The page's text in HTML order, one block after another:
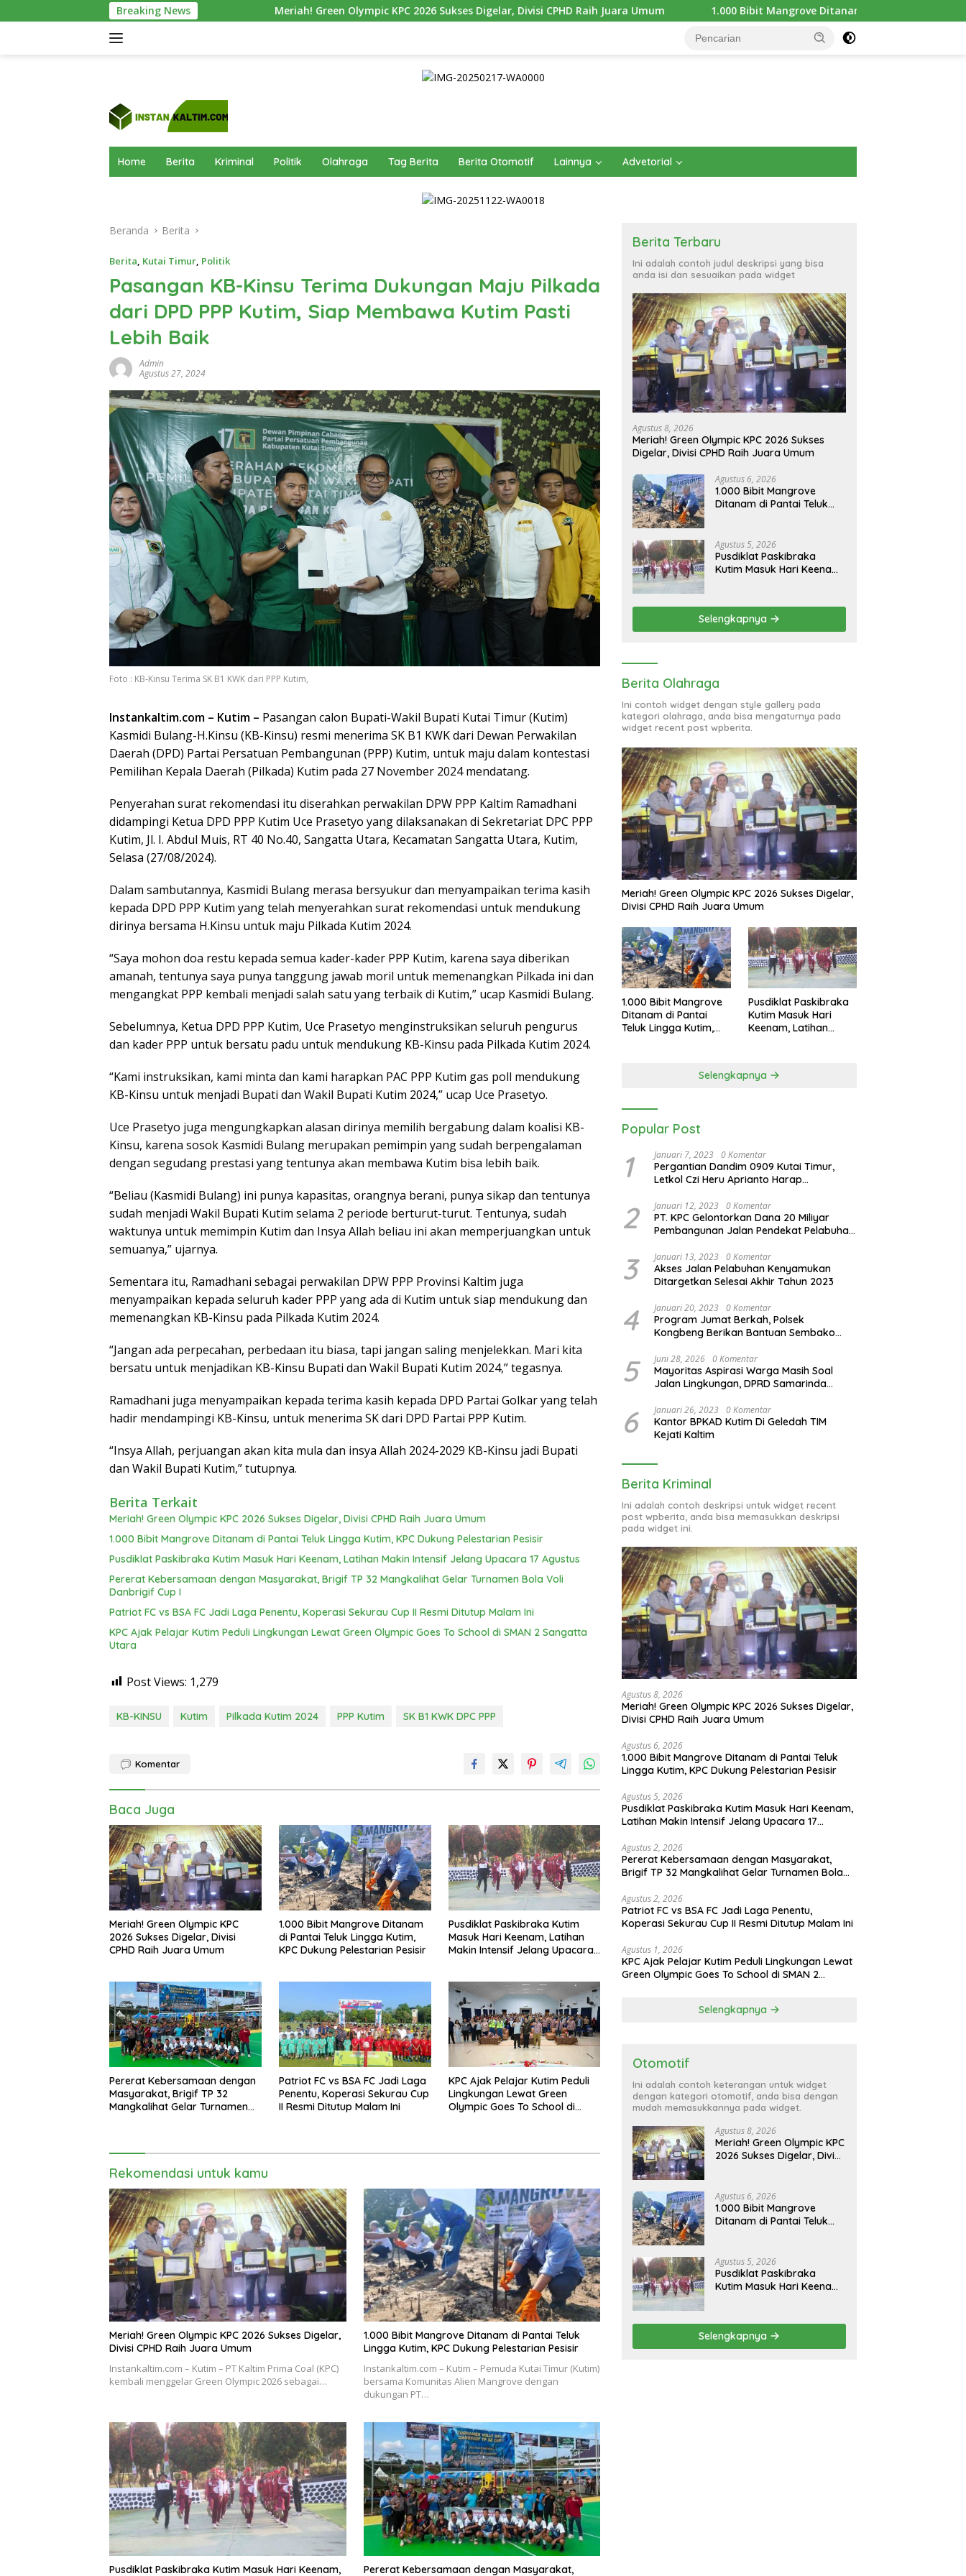
ke
Breaking News
Meriah! Green Olympic KPC 2026 Sukses Digelar, Divisi CPHD Raih Juara Umum 1.000 Bibit Mangrove Ditanam di Pantai Teluk Lingga Kutim, KPC Dukung
Home Berita Kriminal Politik Olahraga Tag Berita Berita Otomotif Lainnya Advetorial
Beranda Berita
Berita Kutai Timur Politik
Pasangan KB-Kinsu Terima Dukungan Maju Pilkada
dari DPD PPP Kutim, Siap Membawa Kutim Pasti
Lebih Baik
Admin
Agustus 27, 2024
Foto : KB-Kinsu Terima SK B1 KWK dari PPP Kutim,
Instankaltim.com – Kutim – Pasangan calon Bupati-Wakil Bupati Kutai Timur (Kutim)
Kasmidi Bulang-H.Kinsu (KB-Kinsu) resmi menerima SK B1 KWK dari Dewan Perwakilan
Daerah (DPD) Partai Persatuan Pembangunan (PPP) Kutim, untuk maju dalam kontestasi
Pemilihan Kepala Daerah (Pilkada) Kutim pada 27 November 2024 mendatang.
Penyerahan surat rekomendasi itu diserahkan perwakilan DPW PPP Kaltim Ramadhani
didampingi Ketua DPD PPP Kutim Uce Prasetyo yang dilaksanakan di Sekretariat DPC PPP
Kutim, Jl. I. Abdul Muis, RT 40 No.40, Sangatta Utara, Kecamatan Sangatta Utara, Kutim,
Selasa (27/08/2024).
Dalam sambutannya, Kasmidi Bulang merasa bersyukur dan menyampaikan terima kasih
kepada DPD PPP Kutim yang telah menyerahkan surat rekomendasi untuk mendukung
dirinya bersama H.Kinsu untuk maju Pilkada Kutim 2024.
“Saya mohon doa restu kepada semua kader-kader PPP Kutim, karena saya diberikan
amanah, tentunya saya punya tanggung jawab moril untuk memenangkan Pilkada ini dan
mengangkat PPP kembali menjadi salah satu yang terbaik di Kutim,” ucap Kasmidi Bulang.
Sebelumnya, Ketua DPD PPP Kutim, Uce Prasetyo menginstruksikan seluruh pengurus
dan kader PPP untuk bersatu padu untuk mendukung KB-Kinsu pada Pilkada Kutim 2024.
“Kami instruksikan, kami minta dan kami harapkan PAC PPP Kutim gas poll mendukung
KB-Kinsu untuk menjadi Bupati dan Wakil Bupati Kutim 2024,” ucap Uce Prasetyo.
Uce Prasetyo juga mengungkapkan alasan dirinya memilih bergabung dalam koalisi KB-
Kinsu, karena sosok Kasmidi Bulang merupakan pemimpin yang sudah berpengalaman
dengan segudang prestasi yang tentunya akan membawa Kutim bisa lebih baik.
“Beliau (Kasmidi Bulang) ini punya kapasitas, orangnya berani, punya sikap dan tentunya
sudah menjadi Wakil Bupati Kutim selama 2 periode berturut-turut. Tentunya, sudah
waktunya untuk memimpin Kutim dan Insya Allah beliau ini akan memperjuangkan untuk
semuanya,” ujarnya.
Sementara itu, Ramadhani sebagai perwakilan DPW PPP Provinsi Kaltim juga
menyampaikan kepada seluruh kader PPP yang ada di Kutim untuk siap mendukung dan
memenangkan KB-Kinsu pada Pilkada Kutim 2024.
“Jangan ada perpecahan, perbedaan itu biasa, tapi jangan saling menjelekkan. Mari kita
bersatu untuk menjadikan KB-Kinsu Bupati dan Wakil Bupati Kutim 2024,” tegasnya.
Ramadhani juga menyampaikan kepada terima kasih kepada DPD Partai Golkar yang telah
hadir mendampingi KB-Kinsu, untuk menerima SK dari DPD Partai PPP Kutim.
“Insya Allah, perjuangan akan kita mula dan insya Allah 2024-2029 KB-Kinsu jadi Bupati
dan Wakil Bupati Kutim,” tutupnya.
Berita Terkait
Meriah! Green Olympic KPC 2026 Sukses Digelar, Divisi CPHD Raih Juara Umum
1.000 Bibit Mangrove Ditanam di Pantai Teluk Lingga Kutim, KPC Dukung Pelestarian Pesisir
Pusdiklat Paskibraka Kutim Masuk Hari Keenam, Latihan Makin Intensif Jelang Upacara 17 Agustus
Pererat Kebersamaan dengan Masyarakat, Brigif TP 32 Mangkalihat Gelar Turnamen Bola Voli
Danbrigif Cup I
Patriot FC vs BSA FC Jadi Laga Penentu, Koperasi Sekurau Cup II Resmi Ditutup Malam Ini
KPC Ajak Pelajar Kutim Peduli Lingkungan Lewat Green Olympic Goes To School di SMAN 2 Sangatta
Utara
Post Views: 1,279
KB-KINSU Kutim Pilkada Kutim 2024 PPP Kutim SK B1 KWK DPC PPP
Komentar
Baca Juga
Meriah! Green Olympic KPC
2026 Sukses Digelar, Divisi
CPHD Raih Juara Umum
1.000 Bibit Mangrove Ditanam
di Pantai Teluk Lingga Kutim,
KPC Dukung Pelestarian Pesisir
Pusdiklat Paskibraka Kutim
Masuk Hari Keenam, Latihan
Makin Intensif Jelang Upacara
Pererat Kebersamaan dengan
Masyarakat, Brigif TP 32
Mangkalihat Gelar Turnamen
Patriot FC vs BSA FC Jadi Laga
Penentu, Koperasi Sekurau Cup
II Resmi Ditutup Malam Ini
KPC Ajak Pelajar Kutim Peduli
Lingkungan Lewat Green
Olympic Goes To School di
Rekomendasi untuk kamu
Meriah! Green Olympic KPC 2026 Sukses Digelar,
Divisi CPHD Raih Juara Umum
Instankaltim.com – Kutim – PT Kaltim Prima Coal (KPC)
kembali menggelar Green Olympic 2026 sebagai…
1.000 Bibit Mangrove Ditanam di Pantai Teluk
Lingga Kutim, KPC Dukung Pelestarian Pesisir
Instankaltim.com – Kutim – Pemuda Kutai Timur (Kutim)
bersama Komunitas Alien Mangrove dengan
dukungan PT…
Pusdiklat Paskibraka Kutim Masuk Hari Keenam,
Pererat Kebersamaan dengan Masyarakat,
Berita Terbaru
Ini adalah contoh judul deskripsi yang bisa
anda isi dan sesuaikan pada widget
Agustus 8, 2026
Meriah! Green Olympic KPC 2026 Sukses
Digelar, Divisi CPHD Raih Juara Umum
Agustus 6, 2026
1.000 Bibit Mangrove
Ditanam di Pantai Teluk
Agustus 5, 2026
Pusdiklat Paskibraka
Kutim Masuk Hari Keenam,
Selengkapnya
Berita Olahraga
Ini contoh widget dengan style gallery pada
kategori olahraga, anda bisa mengaturnya pada
widget recent post wpberita.
Meriah! Green Olympic KPC 2026 Sukses Digelar,
Divisi CPHD Raih Juara Umum
1.000 Bibit Mangrove
Ditanam di Pantai
Teluk Lingga Kutim,
Pusdiklat Paskibraka
Kutim Masuk Hari
Keenam, Latihan
Selengkapnya
Popular Post
1 Januari 7, 2023 0 Komentar
Pergantian Dandim 0909 Kutai Timur,
Letkol Czi Heru Aprianto Harap
2 Januari 12, 2023 0 Komentar
PT. KPC Gelontorkan Dana 20 Miliyar
Pembangunan Jalan Pendekat Pelabuhan
3 Januari 13, 2023 0 Komentar
Akses Jalan Pelabuhan Kenyamukan
Ditargetkan Selesai Akhir Tahun 2023
4 Januari 20, 2023 0 Komentar
Program Jumat Berkah, Polsek
Kongbeng Berikan Bantuan Sembako
Yatim
5 Juni 28, 2026 0 Komentar
Mayoritas Aspirasi Warga Masih Soal
Jalan Lingkungan, DPRD Samarinda
6 Januari 26, 2023 0 Komentar
Kantor BPKAD Kutim Di Geledah TIM
Kejati Kaltim
Berita Kriminal
Ini adalah contoh deskripsi untuk widget recent
post wpberita, anda bisa memasukkan deskripsi
pada widget ini.
Agustus 8, 2026
Meriah! Green Olympic KPC 2026 Sukses Digelar,
Divisi CPHD Raih Juara Umum
Agustus 6, 2026
1.000 Bibit Mangrove Ditanam di Pantai Teluk
Lingga Kutim, KPC Dukung Pelestarian Pesisir
Agustus 5, 2026
Pusdiklat Paskibraka Kutim Masuk Hari Keenam,
Latihan Makin Intensif Jelang Upacara 17
Agustus 2, 2026
Pererat Kebersamaan dengan Masyarakat,
Brigif TP 32 Mangkalihat Gelar Turnamen Bola
Agustus 2, 2026
Patriot FC vs BSA FC Jadi Laga Penentu,
Koperasi Sekurau Cup II Resmi Ditutup Malam Ini
Agustus 1, 2026
KPC Ajak Pelajar Kutim Peduli Lingkungan Lewat
Green Olympic Goes To School di SMAN 2
Selengkapnya
Otomotif
Ini adalah contoh keterangan untuk widget
dengan kategori otomotif, anda bisa dengan
mudah memasukkannya pada widget.
Agustus 8, 2026
Meriah! Green Olympic KPC
2026 Sukses Digelar, Divisi
Agustus 6, 2026
1.000 Bibit Mangrove
Ditanam di Pantai Teluk
Agustus 5, 2026
Pusdiklat Paskibraka
Kutim Masuk Hari Keenam,
Selengkapnya